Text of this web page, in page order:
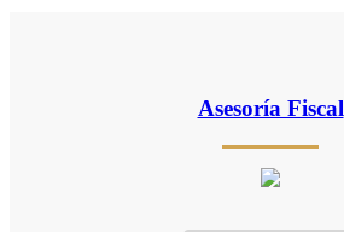
Asesoría Fiscal